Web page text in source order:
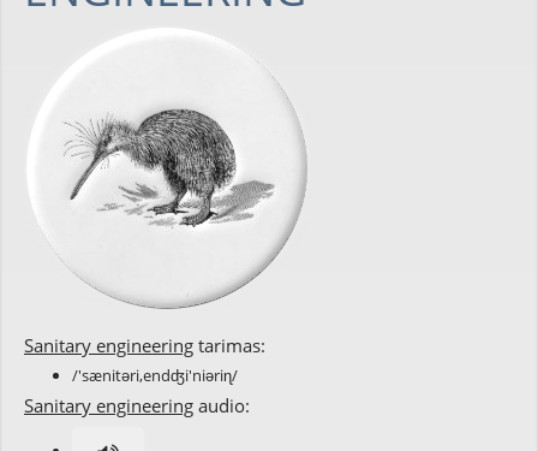
Sanitary engineering tarimas:
/'sænitəri,endʤi'niəriɳ/
Sanitary engineering audio: